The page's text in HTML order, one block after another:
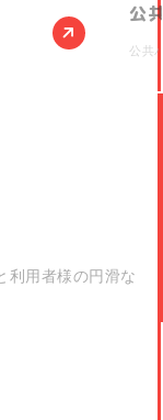
公
公共
利用者様の円滑な